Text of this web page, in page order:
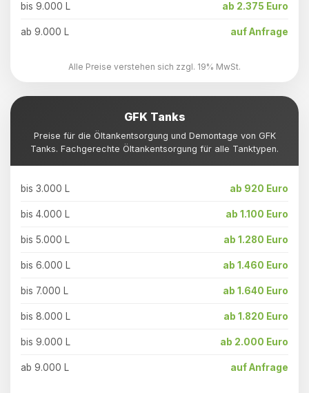
bis 9.000 L ab 2.375 Euro
ab 9.000 L auf Anfrage
Alle Preise verstehen sich zzgl. 19% MwSt.
GFK Tanks
Preise für die Öltankentsorgung und Demontage von GFK
Tanks. Fachgerechte Öltankentsorgung für alle Tanktypen.
bis 3.000 L ab 920 Euro
bis 4.000 L ab 1.100 Euro
bis 5.000 L ab 1.280 Euro
bis 6.000 L ab 1.460 Euro
bis 7.000 L ab 1.640 Euro
bis 8.000 L ab 1.820 Euro
bis 9.000 L ab 2.000 Euro
ab 9.000 L auf Anfrage